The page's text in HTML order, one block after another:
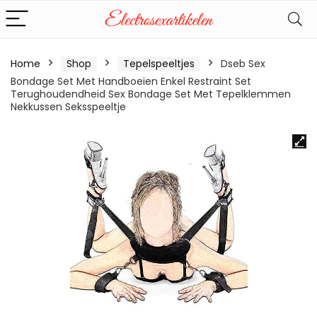
Home Shop Tepelspeeltjes
Dseb Sex
Bondage Set Met Handboeien Enkel Restraint Set
Terughoudendheid Sex Bondage Set Met Tepelklemmen
Nekkussen Seksspeeltje